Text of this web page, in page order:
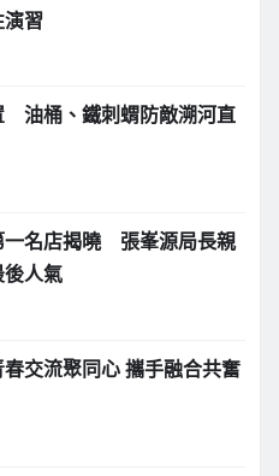
習
油桶、鐵刺蝟防敵溯河直
一名店揭曉 張峯源局長親
人氣
春交流聚同心 攜手融合共奮